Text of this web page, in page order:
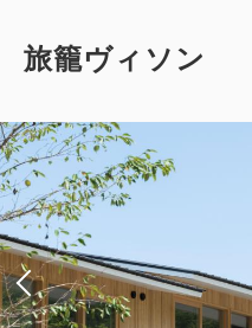
旅籠ヴィソン